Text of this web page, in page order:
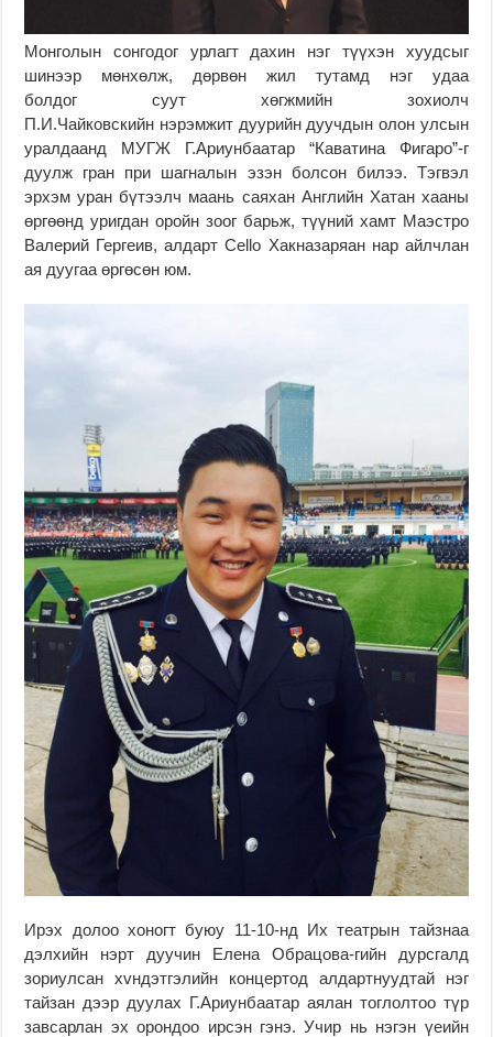
Монголын сонгодог урлагт дахин нэг түүхэн хуудсыг
шинээр мөнхөлж, дөрвөн жил тутамд нэг удаа
болдог суут хөгжмийн зохиолч
П.И.Чайковскийн нэрэмжит дуурийн дуучдын олон улсын
уралдаанд МУГЖ Г.Ариунбаатар “Каватина Фигаро”-г
дуулж гран при шагналын эзэн болсон билээ. Тэгвэл
эрхэм уран бүтээлч маань саяхан Английн Хатан хааны
өргөөнд уригдан оройн зоог барьж, түүний хамт Маэстро
Валерий Гергеив, алдарт Cello Хакназаряан нар айлчлан
ая дуугаа өргөсөн юм.
Ирэх долоо хоногт буюу 11-10-нд Их театрын тайзнаа
дэлхийн нэрт дуучин Елена Обрацова-гийн дурсгалд
зориулсан хvндэтгэлийн концертод алдартнуудтай нэг
тайзан дээр дуулах Г.Ариунбаатар аялан тоглолтоо түр
завсарлан эх орондоо ирсэн гэнэ. Учир нь нэгэн үеийн